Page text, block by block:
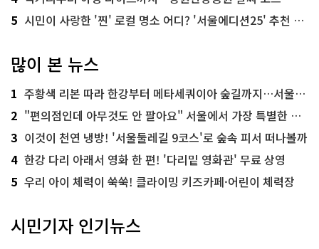
5 시민이 사랑한 '찐' 로컬 명소 어디? '서울에디션25' 추천 코스
많이 본 뉴스
1 주황색 리본 따라 한강부터 메타세쿼이아 숲길까지…서울둘레길 15코스
2 "편의점인데 아무것도 안 팔아요" 서울에서 가장 특별한 편의점의 정체
3 이것이 천연 냉방! '서울둘레길 9코스'로 숲속 피서 떠나볼까
4 한강 다리 아래서 영화 한 편! '다리밑 영화관' 무료 상영
5 우리 아이 체력이 쑥쑥! 클라이밍 키즈카페·어린이 체력장
시민기자 인기뉴스